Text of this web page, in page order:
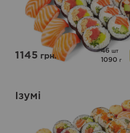
1145грн.
46 шт
1090 г
Ізумі